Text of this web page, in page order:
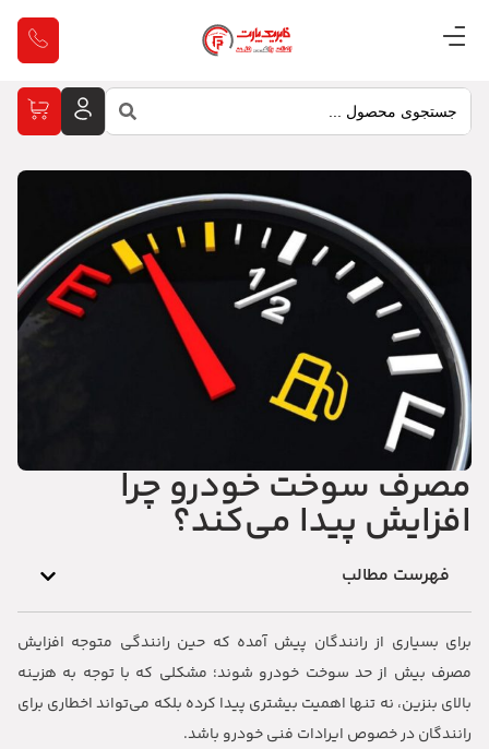
مصرف سوخت خودرو چرا
افزایش پیدا می‌کند؟
فهرست مطالب
برای بسیاری از رانندگان پیش آمده که حین رانندگی متوجه افزایش
مصرف بیش از حد سوخت خودرو شوند؛ مشکلی که با توجه به هزینه
بالای بنزین، نه تنها اهمیت بیشتری پیدا کرده بلکه می‌تواند اخطاری برای
رانندگان در خصوص ایرادات فنی خودرو باشد.